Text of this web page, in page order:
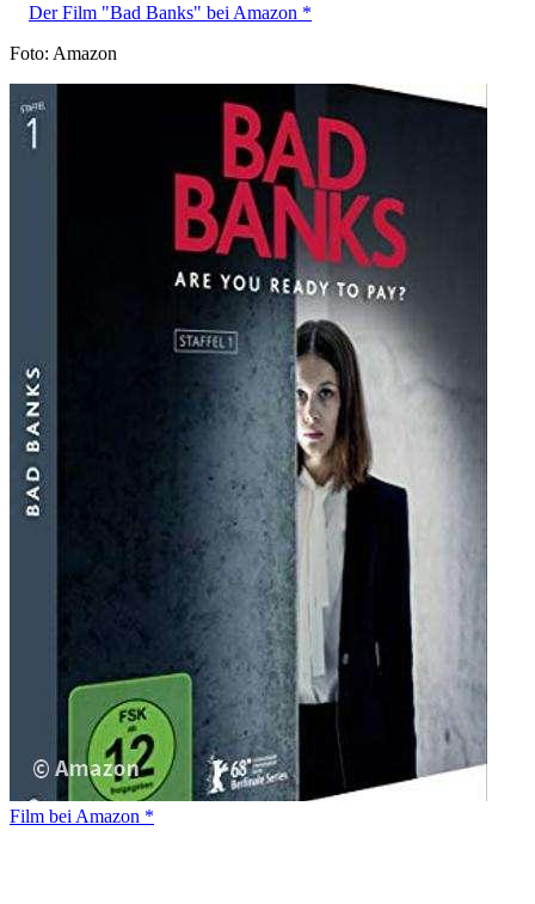
Der Film "Bad Banks" bei Amazon *
Foto: Amazon
Film bei Amazon *